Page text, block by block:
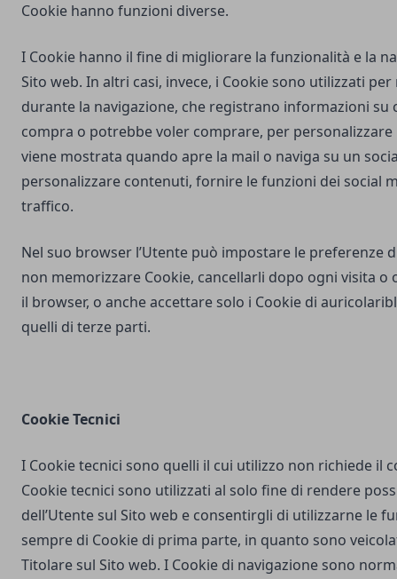
Cookie hanno funzioni diverse.
I Cookie hanno il fine di migliorare la funzionalità e la
Sito web. In altri casi, invece, i Cookie sono utilizzati
durante la navigazione, che registrano informazioni su
compra o potrebbe voler comprare, per
viene mostrata quando apre la mail o naviga su un
personalizzare contenuti, fornire le funzioni dei social
traffico.
Nel suo browser l’Utente può impostare le preferenze
non memorizzare Cookie, cancellarli dopo ogni visita o
il browser, o anche accettare solo i Cookie di
quelli di terze parti.
Cookie Tecnici
I Cookie tecnici sono quelli il cui utilizzo non richiede il
Cookie tecnici sono utilizzati al solo fine di rendere
dell’Utente sul Sito web e consentirgli di utilizzarne le
sempre di Cookie di prima parte, in quanto sono
Titolare sul Sito web. I Cookie di navigazione sono